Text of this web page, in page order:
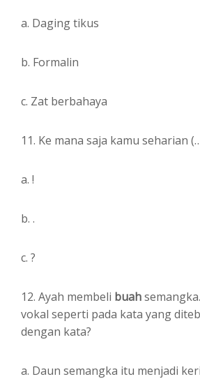
a. Daging tikus
b. Formalin
c. Zat berbahaya
11. Ke mana saja kamu seharian
a. !
b. .
c. ?
12. Ayah membeli buah
vokal seperti pada kata yang
dengan kata?
a. Daun semangka itu menjadi